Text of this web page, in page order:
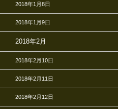
2018年1月8日
2018年1月9日
2018年2月
2018年2月10日
2018年2月11日
2018年2月12日